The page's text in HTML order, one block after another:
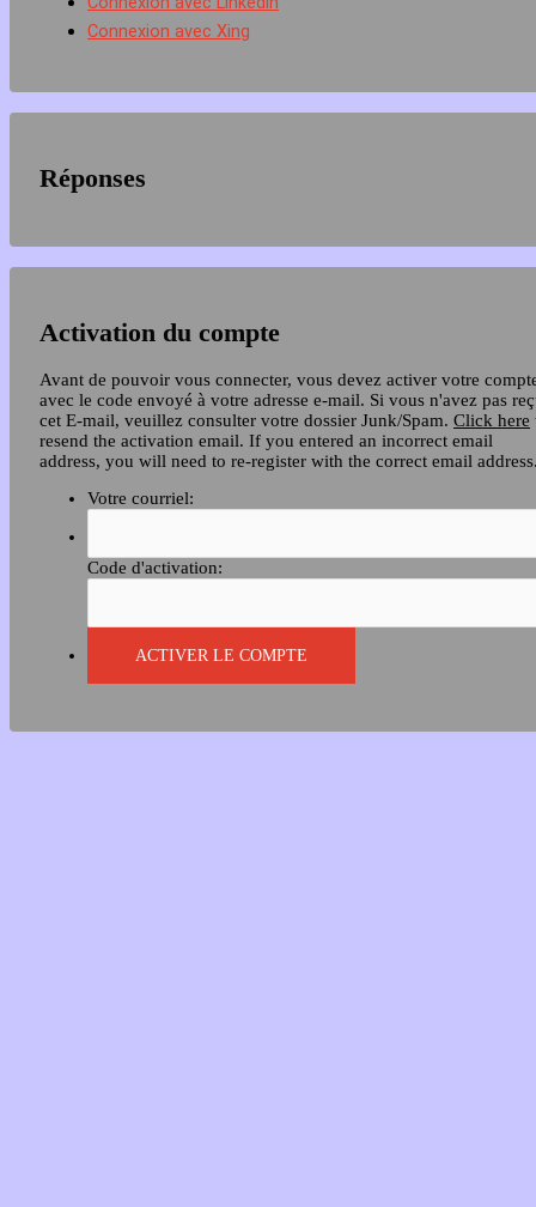
Connexion avec Xing
Réponses
Activation du compte
Avant de pouvoir vous connecter, vous devez activer votre
avec le code envoyé à votre adresse e-mail. Si vous n'avez pas
cet E-mail, veuillez consulter votre dossier Junk/Spam. Click here
resend the activation email. If you entered an incorrect email
address, you will need to re-register with the correct email
Votre courriel:
Code d'activation: